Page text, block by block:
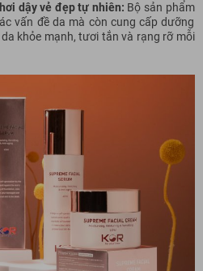
dậy vẻ đẹp tự nhiên: Bộ sản phẩm
vấn đề da mà còn cung cấp dưỡng
khỏe mạnh, tươi tắn và rạng rỡ mỗi